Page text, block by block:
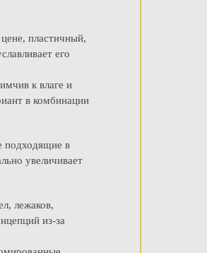
пластичный,
его
к влаге и
в комбинации
подходящие в
увеличивает
лежаков,
из-за